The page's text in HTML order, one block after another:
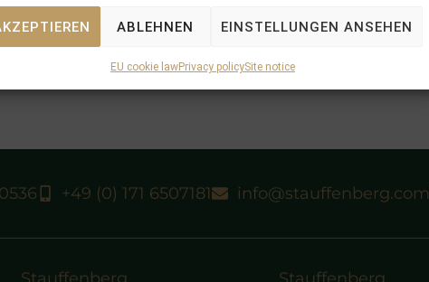
ABLEHNEN EINSTELLUNGEN ANSEHEN
EU cookie lawPrivacy policySite notice
+49 (0) 171 6507181 info@stauffenberg.com